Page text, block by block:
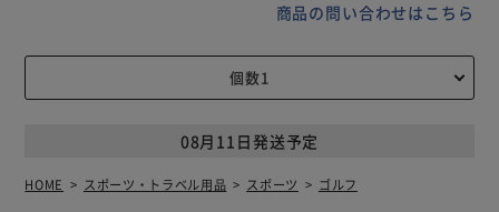
商品の問い合わせはこちら
08月11日発送予定
HOME スポーツ・トラベル用品 スポーツ ゴルフ